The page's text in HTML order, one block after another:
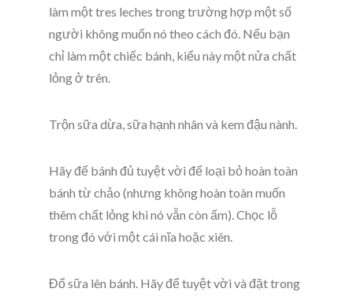
làm một tres leches trong trường hợp một số
người không muốn nó theo cách đó. Nếu bạn
chỉ làm một chiếc bánh, kiểu này một nửa chất
lỏng ở trên.
Trộn sữa dừa, sữa hạnh nhân và kem đậu nành.
Hãy để bánh đủ tuyệt vời để loại bỏ hoàn toàn
bánh từ chảo (nhưng không hoàn toàn muốn
thêm chất lỏng khi nó vẫn còn ấm). Chọc lỗ
trong đó với một cái nĩa hoặc xiên.
Đổ sữa lên bánh. Hãy để tuyệt vời và đặt trong